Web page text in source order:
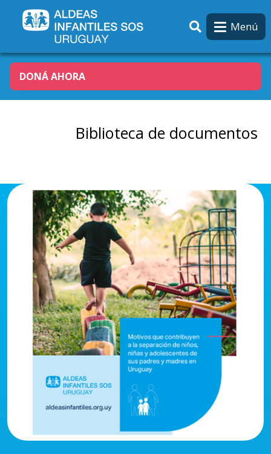
Menú
DONÁ AHORA
Biblioteca de documentos